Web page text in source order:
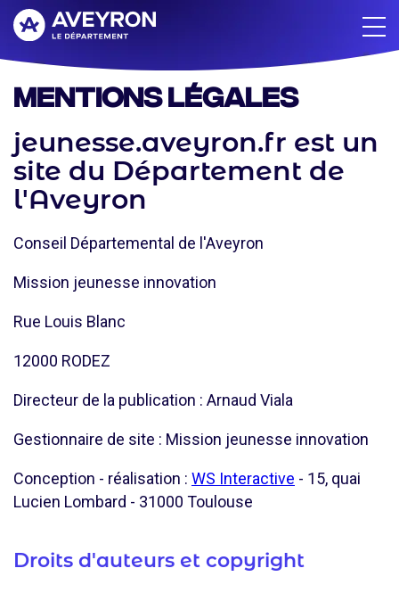
Aller
au
contenu
principal
Mentions légales
jeunesse.aveyron.fr est un
site du Département de
l'Aveyron
Conseil Départemental de l'Aveyron
Mission jeunesse innovation
Rue Louis Blanc
12000 RODEZ
Directeur de la publication : Arnaud Viala
Gestionnaire de site : Mission jeunesse innovation
Conception - réalisation : WS Interactive - 15, quai
Lucien Lombard - 31000 Toulouse
Droits d'auteurs et copyright